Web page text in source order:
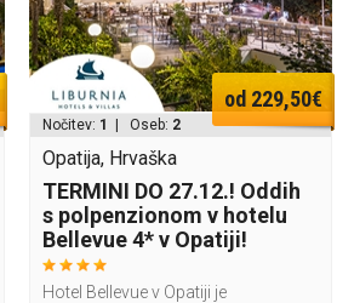
od 229,50€
Nočitev: 1 | Oseb: 2
Opatija, Hrvaška
TERMINI DO 27.12.! Oddih
s polpenzionom v hotelu
Bellevue 4* v Opatiji!
Hotel Bellevue v Opatiji je